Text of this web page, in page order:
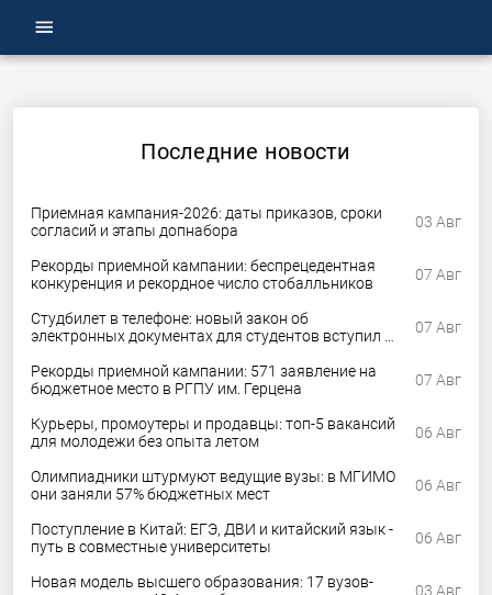
menu
Последние новости
Приемная кампания-2026: даты приказов, сроки
согласий и этапы допнабора
03 Авг
Рекорды приемной кампании: беспрецедентная
конкуренция и рекордное число стобалльников
07 Авг
Студбилет в телефоне: новый закон об
электронных документах для студентов вступил в
07 Авг
Рекорды приемной кампании: 571 заявление на
бюджетное место в РГПУ им. Герцена
07 Авг
Курьеры, промоутеры и продавцы: топ-5 вакансий
для молодежи без опыта летом
06 Авг
Олимпиадники штурмуют ведущие вузы: в МГИМО
они заняли 57% бюджетных мест
06 Авг
Поступление в Китай: ЕГЭ, ДВИ и китайский язык -
путь в совместные университеты
06 Авг
Новая модель высшего образования: 17 вузов-
03 Авг